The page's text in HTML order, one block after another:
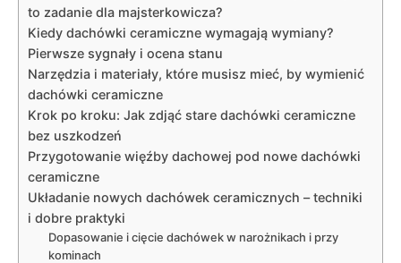
to zadanie dla majsterkowicza?
Kiedy dachówki ceramiczne wymagają wymiany?
Pierwsze sygnały i ocena stanu
Narzędzia i materiały, które musisz mieć, by wymienić
dachówki ceramiczne
Krok po kroku: Jak zdjąć stare dachówki ceramiczne
bez uszkodzeń
Przygotowanie więźby dachowej pod nowe dachówki
ceramiczne
Układanie nowych dachówek ceramicznych – techniki
i dobre praktyki
Dopasowanie i cięcie dachówek w narożnikach i przy
kominach